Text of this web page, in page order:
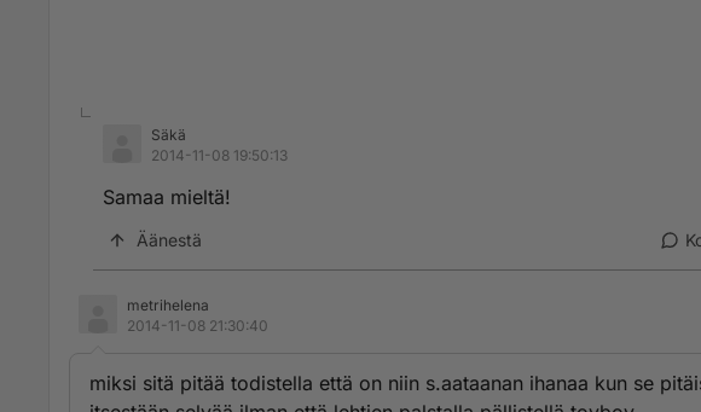
Säkä
2014-11-08 19:50:13
Samaa mieltä!
Äänestä
metrihelena
2014-11-08 21:30:40
miksi sitä pitää todistella että on niin s.aataanan ihanaa kun se